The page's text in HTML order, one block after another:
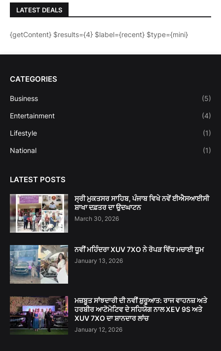
LATEST DEALS
{getContent} $results={4} $label={recent} $type={mini}
CATEGORIES
Business (5)
Entertainment (4)
Lifestyle (1)
National (1)
LATEST POSTS
ਸ੍ਰੀ ਮੁਕਤਸਰ ਸਾਹਿਬ, ਪੰਜਾਬ ਵਿਖੇ ਨਵੇਂ ਈਐਸਆਈਸੀ
ਸ਼ਾਖਾ ਦਫ਼ਤਰ ਦਾ ਉਦਘਾਟਨ
March 30, 2026
ਨਵੀਂ ਮਹਿੰਦਰਾ XUV 7XO ਨੇ ਰੋਪੜ ਵਿੱਚ ਮਚਾਈ ਧੂਮ
January 13, 2026
ਮਜ਼ਬੂਤ ਸਾਂਝਦਾਰੀ ਦੀ ਨਵੀਂ ਸ਼ੁਰੂਆਤ: ਰਾਜ ਵਾਹਨਜ਼ ਅਤੇ
ਹਰਬੀਰ ਆਟੋਮੋਟਿਵ ਦੇ ਸਹਿਯੋਗ ਨਾਲ XEV 9S ਅਤੇ
XUV 7XO ਦਾ ਸ਼ਾਨਦਾਰ ਲਾਂਚ
January 12, 2026